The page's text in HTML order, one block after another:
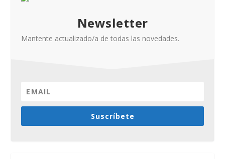
Newsletter
Mantente actualizado/a de todas las novedades.
Suscríbete